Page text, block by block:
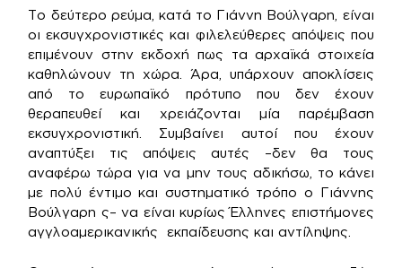
Το δεύτερο ρεύμα, κατά το Γιάννη Βούλγαρη, είναι
οι εκσυγχρονιστικές και φιλελεύθερες απόψεις που
επιμένουν στην εκδοχή πως τα αρχαϊκά στοιχεία
καθηλώνουν τη χώρα. Άρα, υπάρχουν αποκλίσεις
από το ευρωπαϊκό πρότυπο που δεν έχουν
θεραπευθεί και χρειάζονται μία παρέμβαση
εκσυγχρονιστική. Συμβαίνει αυτοί που έχουν
αναπτύξει τις απόψεις αυτές –δεν θα τους
αναφέρω τώρα για να μην τους αδικήσω, το κάνει
με πολύ έντιμο και συστηματικό τρόπο ο Γιάννης
Βούλγαρη ς– να είναι κυρίως Έλληνες επιστήμονες
αγγλοαμερικανικής εκπαίδευσης και αντίληψης.